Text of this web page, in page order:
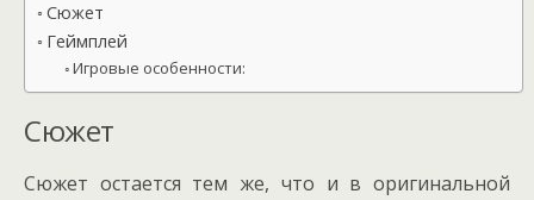
Сюжет
Геймплей
Игровые особенности:
Сюжет
Сюжет остается тем же, что и в оригинальной